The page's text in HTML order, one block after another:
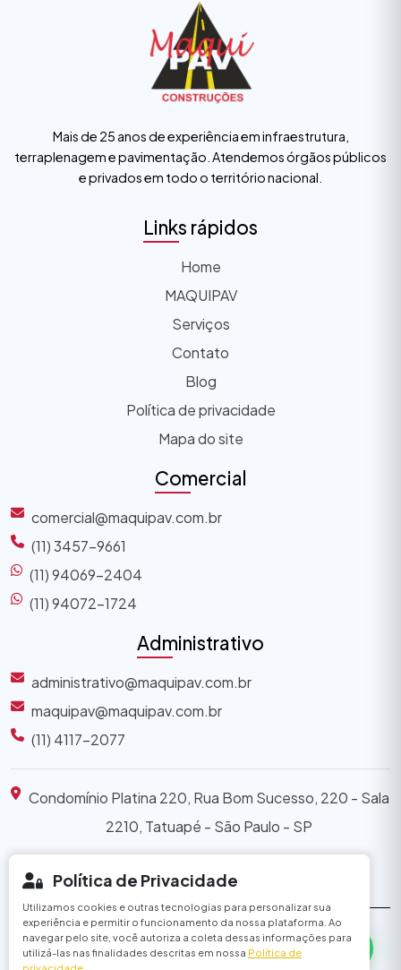
Mais de 25 anos de experiência em infraestrutura,
terraplenagem e pavimentação. Atendemos órgãos públicos
e privados em todo o território nacional.
Links rápidos
Home
MAQUIPAV
Serviços
Contato
Blog
Política de privacidade
Mapa do site
Comercial
comercial@maquipav.com.br
(11) 3457-9661
(11) 94069-2404
(11) 94072-1724
Administrativo
administrativo@maquipav.com.br
maquipav@maquipav.com.br
(11) 4117-2077
Condomínio Platina 220, Rua Bom Sucesso, 220 - Sala
2210, Tatuapé - São Paulo - SP
MAQUIPAV ©2026 - Todos os Direitos Reservados
Política de Privacidade
Utilizamos cookies e outras tecnologias para personalizar sua
experiência e permitir o funcionamento da nossa plataforma. Ao
navegar pelo site, você autoriza a coleta dessas informações para
utilizá-las nas finalidades descritas em nossa Política de